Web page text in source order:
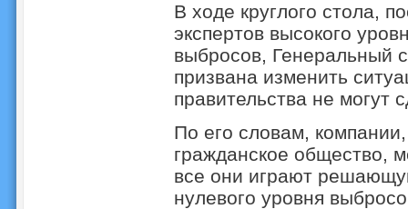
В ходе круглого стола,
экспертов высокого
выбросов, Генеральный
призвана изменить
правительства не могут
По его словам,
гражданское общество,
все они играют
нулевого уровня